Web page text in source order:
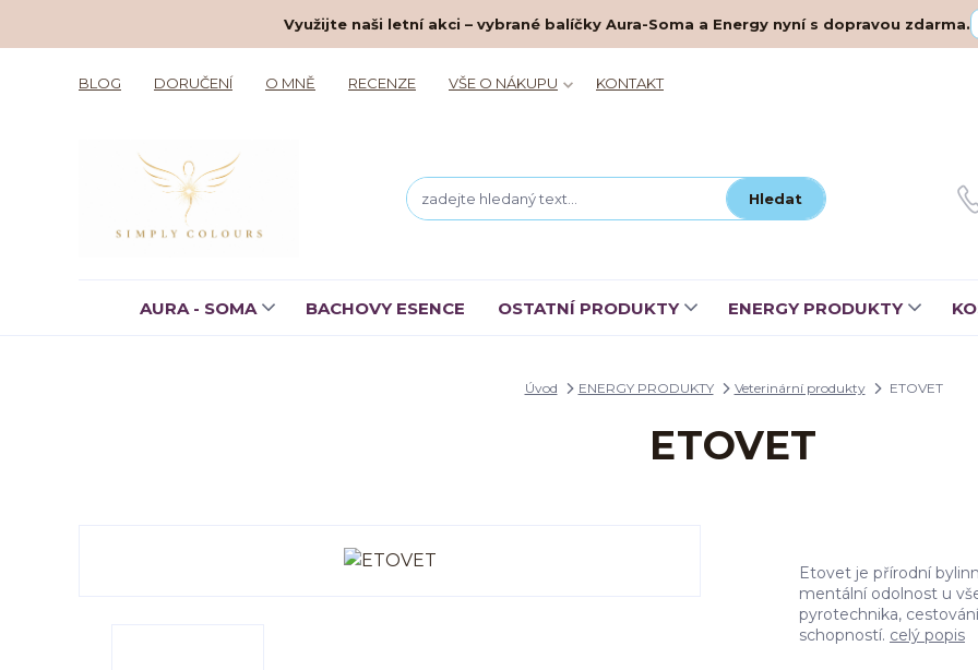
Využijte naši letní akci – vybrané balíčky Aura-Soma a Energy nyní s dopravou zdarma.
BLOG DORUČENÍ O MNĚ RECENZE VŠE O NÁKUPU KONTAKT
Hledat
AURA - SOMA BACHOVY ESENCE OSTATNÍ PRODUKTY ENERGY PRODUKTY
Úvod ENERGY PRODUKTY Veterinární produkty ETOVET
ETOVET
Etovet je přírodní
mentální odolnost u
pyrotechnika,
schopností. celý popis